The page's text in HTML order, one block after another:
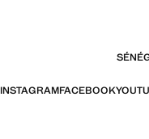
INSTAGRAMFACEBOOK